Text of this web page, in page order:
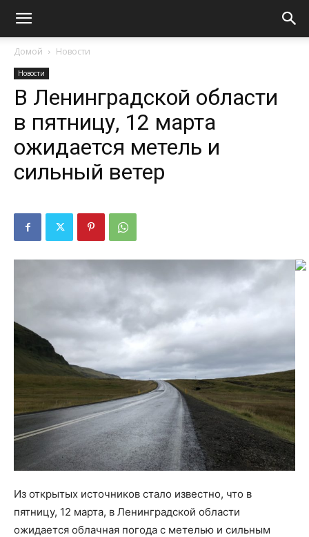
Домой Новости
Новости
В Ленинградской области
в пятницу, 12 марта
ожидается метель и
сильный ветер
Из открытых источников стало известно, что в
пятницу, 12 марта, в Ленинградской области
ожидается облачная погода с метелью и сильным